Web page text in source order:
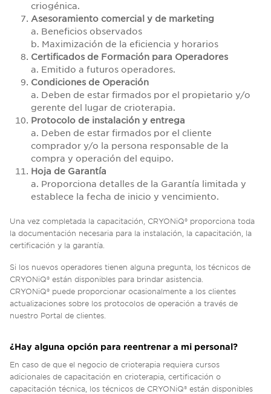
criogénica.
Asesoramiento comercial y de marketing
a. Beneficios observados
b. Maximización de la eficiencia y horarios
Certificados de Formación para Operadores
a. Emitido a futuros operadores.
Condiciones de Operación
a. Deben de estar firmados por el propietario y/o
gerente del lugar de crioterapia.
Protocolo de instalación y entrega
a. Deben de estar firmados por el cliente
comprador y/o la persona responsable de la
compra y operación del equipo.
Hoja de Garantía
a. Proporciona detalles de la Garantía limitada y
establece la fecha de inicio y vencimiento.
Una vez completada la capacitación, CRYONiQ® proporciona toda
la documentación necesaria para la instalación, la capacitación, la
certificación y la garantía.
Si los nuevos operadores tienen alguna pregunta, los técnicos de
CRYONiQ® están disponibles para brindar asistencia.
CRYONiQ® puede proporcionar ocasionalmente a los clientes
actualizaciones sobre los protocolos de operación a través de
nuestro Portal de clientes.
¿Hay alguna opción para reentrenar a mi personal?
En caso de que el negocio de crioterapia requiera cursos
adicionales de capacitación en crioterapia, certificación o
capacitación técnica, los técnicos de CRYONiQ® están disponibles